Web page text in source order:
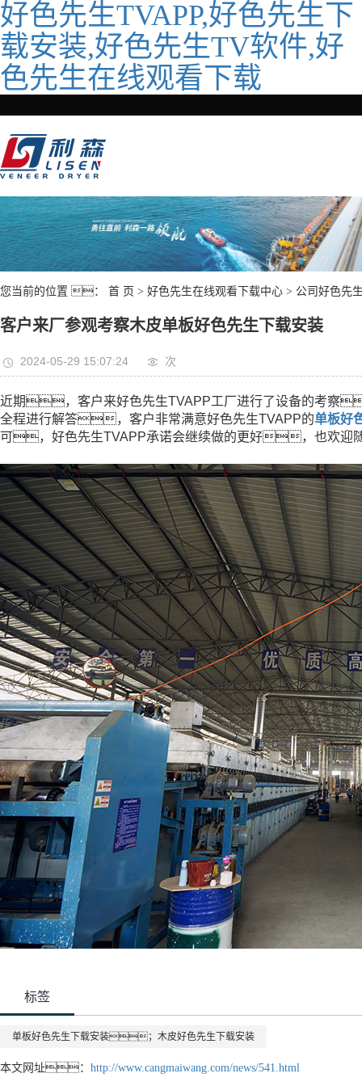
好色先生TVAPP,好色先生下
载安装,好色先生TV软件,好
色先生在线观看下载
您当前的位置 ： 首 页 > 好色先生在线观看下载中心 > 公司好色先
客户来厂参观考察木皮单板好色先生下载安装
2024-05-29 15:07:24 次
近期，客户来好色先生TVAPP工厂进行了设备的考察
全程进行解答，客户非常满意好色先生TVAPP的单板好
可，好色先生TVAPP承诺会继续做的更好，也欢迎
标签
单板好色先生下载安装；木皮好色先生下载安装
本文网址： http://www.cangmaiwang.com/news/541.html